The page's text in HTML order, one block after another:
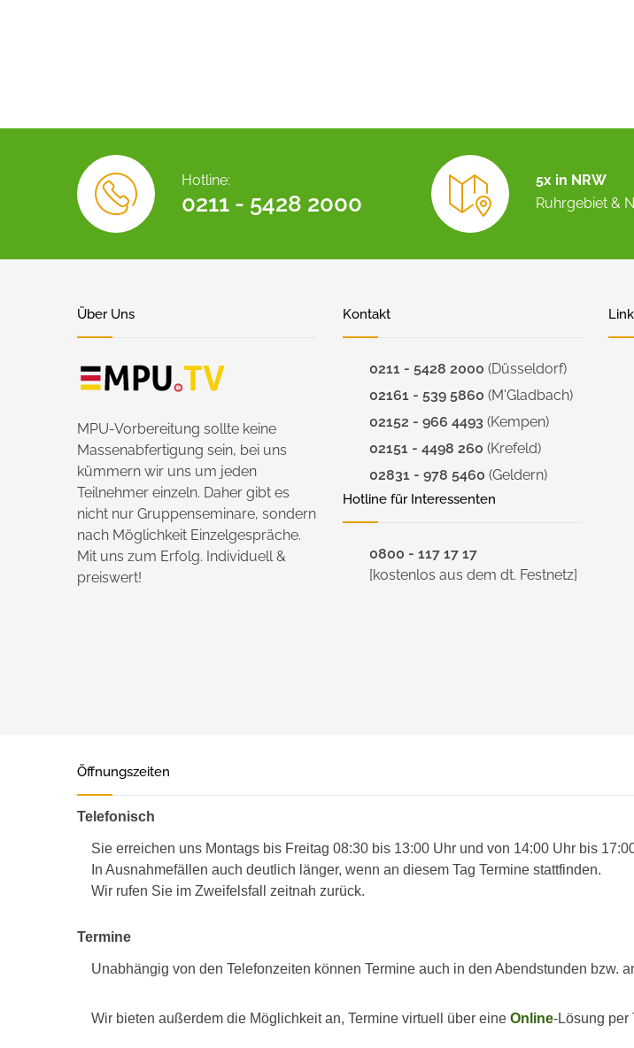
Hotline:
0211 - 5428 2000
5x in NRW
Ruhrgebiet &
Über Uns
MPU-Vorbereitung sollte keine
Massenabfertigung sein, bei uns
kümmern wir uns um jeden
Teilnehmer einzeln. Daher gibt es
nicht nur Gruppenseminare, sondern
nach Möglichkeit Einzelgespräche.
Mit uns zum Erfolg. Individuell &
preiswert!
Kontakt
0211 - 5428 2000 (Düsseldorf)
02161 - 539 5860 (M'Gladbach)
02152 - 966 4493 (Kempen)
02151 - 4498 260 (Krefeld)
02831 - 978 5460 (Geldern)
Hotline für Interessenten
0800 - 117 17 17
[kostenlos aus dem dt. Festnetz]
Öffnungszeiten
Telefonisch
Sie erreichen uns Montags bis Freitag 08:30 bis 13:00 Uhr und von 14:00 Uhr bis
In Ausnahmefällen auch deutlich länger, wenn an diesem Tag Termine stattfinden.
Wir rufen Sie im Zweifelsfall zeitnah zurück.
Termine
Unabhängig von den Telefonzeiten können Termine auch in den Abendstunden bzw.
Wir bieten außerdem die Möglichkeit an, Termine virtuell über eine Online-Lösung per